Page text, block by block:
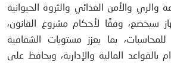
والري والأمن الغذائي والثروة الحيوانية
سيخضع، وفقًا لأحكام مشروع القانون،
للمحاسبات، بما يعزز مستويات الشفافية
بالقواعد المالية والإدارية، ويحافظ على